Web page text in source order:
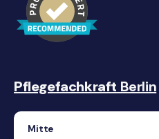
Pflegefachkraft Berlin
Mitte